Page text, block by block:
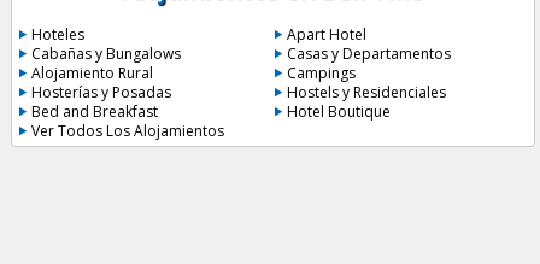
Hoteles
Apart Hotel
Cabañas y Bungalows
Casas y Departamentos
Alojamiento Rural
Campings
Hosterías y Posadas
Hostels y Residenciales
Bed and Breakfast
Hotel Boutique
Ver Todos Los Alojamientos